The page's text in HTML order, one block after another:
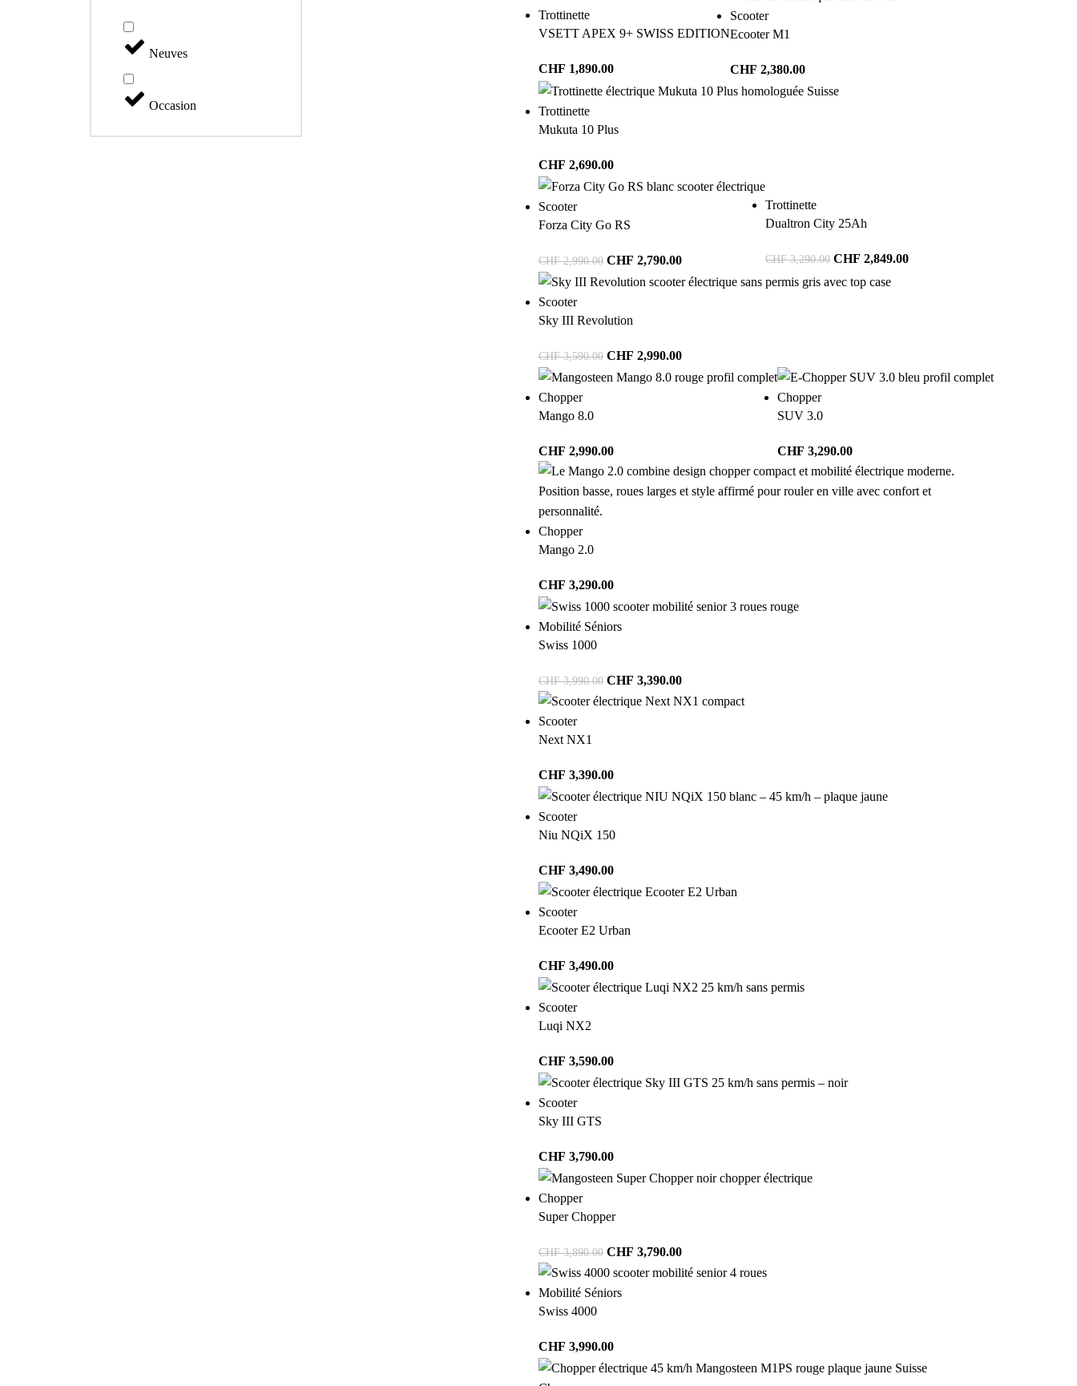
Neuves
Occasion
Trottinette
VSETT APEX 9+ SWISS EDITION
CHF 1,890.00
Scooter
Ecooter M1
CHF 2,380.00
Trottinette
Mukuta 10 Plus
CHF 2,690.00
Scooter
Forza City Go RS
CHF2,990.00 CHF 2,790.00
Trottinette
Dualtron City 25Ah
CHF3,290.00 CHF 2,849.00
Scooter
Sky III Revolution
CHF3,590.00 CHF 2,990.00
Chopper
Mango 8.0
CHF 2,990.00
Chopper
SUV 3.0
CHF 3,290.00
Chopper
Mango 2.0
CHF 3,290.00
Mobilité Séniors
Swiss 1000
CHF3,990.00 CHF 3,390.00
Scooter
Next NX1
CHF 3,390.00
Scooter
Niu NQiX 150
CHF 3,490.00
Scooter
Ecooter E2 Urban
CHF 3,490.00
Scooter
Luqi NX2
CHF 3,590.00
Scooter
Sky III GTS
CHF 3,790.00
Chopper
Super Chopper
CHF3,890.00 CHF 3,790.00
Mobilité Séniors
Swiss 4000
CHF 3,990.00